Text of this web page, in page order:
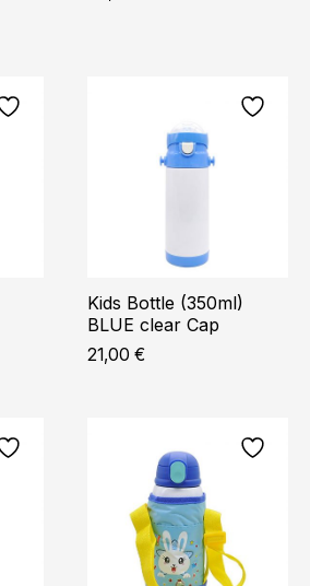
Kids Bottle (350ml)
BLUE clear Cap
21,00 €